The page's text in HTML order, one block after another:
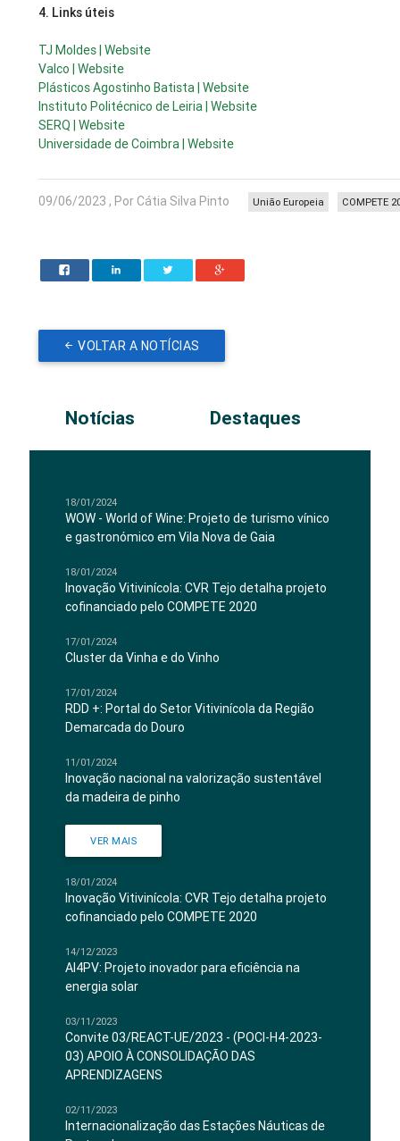
4. Links úteis
TJ Moldes | Website
Valco | Website
Plásticos Agostinho Batista | Website
Instituto Politécnico de Leiria | Website
SERQ | Website
Universidade de Coimbra | Website
09/06/2023 , Por Cátia Silva Pinto COMPETE
União Europeia
VOLTAR A NOTÍCIAS
Notícias Destaques
18/01/2024
WOW - World of Wine: Projeto de turismo vínico
e gastronómico em Vila Nova de Gaia
18/01/2024
Inovação Vitivinícola: CVR Tejo detalha projeto
cofinanciado pelo COMPETE 2020
17/01/2024
Cluster da Vinha e do Vinho
17/01/2024
RDD +: Portal do Setor Vitivinícola da Região
Demarcada do Douro
11/01/2024
Inovação nacional na valorização sustentável
da madeira de pinho
VER MAIS
18/01/2024
Inovação Vitivinícola: CVR Tejo detalha projeto
cofinanciado pelo COMPETE 2020
14/12/2023
AI4PV: Projeto inovador para eficiência na
energia solar
03/11/2023
Convite 03/REACT-UE/2023 - (POCI-H4-2023-
03) APOIO À CONSOLIDAÇÃO DAS
APRENDIZAGENS
02/11/2023
Internacionalização das Estações Náuticas de